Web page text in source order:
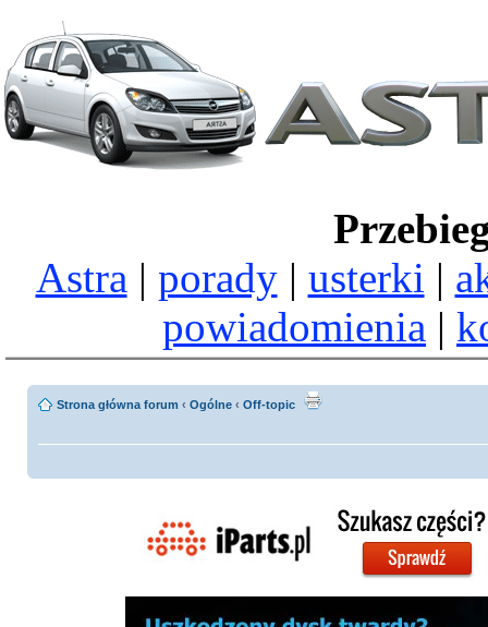
Astra | porady| usterki |
powiadomienia |
Strona główna forum ‹ Ogólne ‹ Off-topic